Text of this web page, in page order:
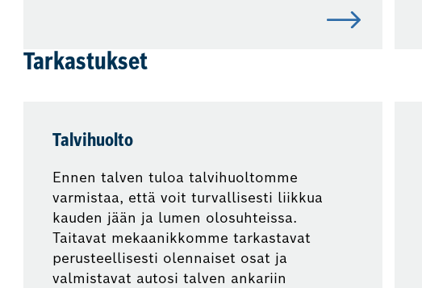
Tarkastukset
Talvihuolto
Ennen talven tuloa talvihuoltomme
varmistaa, että voit turvallisesti liikkua
kauden jään ja lumen olosuhteissa.
Taitavat mekaanikkomme tarkastavat
perusteellisesti olennaiset osat ja
valmistavat autosi talven ankariin